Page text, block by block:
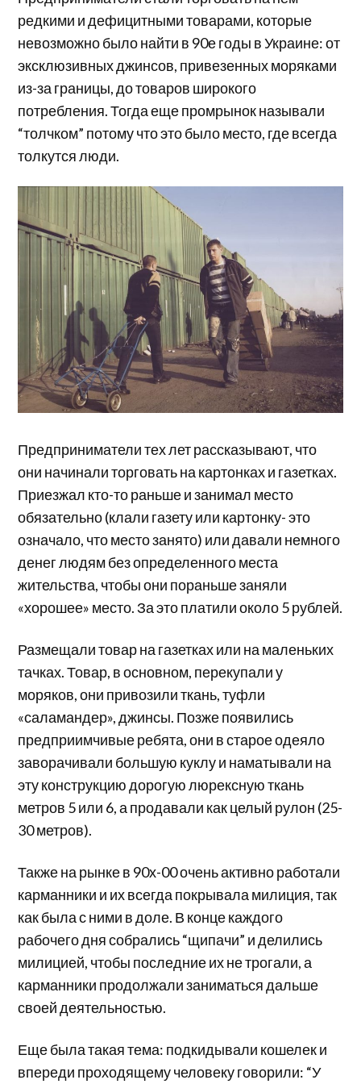
редкими и дефицитными товарами, которые
невозможно было найти в 90е годы в Украине: от
эксклюзивных джинсов, привезенных моряками
из-за границы, до товаров широкого
потребления. Тогда еще промрынок называли
“толчком” потому что это было место, где всегда
толкутся люди.
Предприниматели тех лет рассказывают, что
они начинали торговать на картонках и газетках.
Приезжал кто-то раньше и занимал место
обязательно (клали газету или картонку- это
означало, что место занято) или давали немного
денег людям без определенного места
жительства, чтобы они пораньше заняли
«хорошее» место. За это платили около 5 рублей.
Размещали товар на газетках или на маленьких
тачках. Товар, в основном, перекупали у
моряков, они привозили ткань, туфли
«саламандер», джинсы. Позже появились
предприимчивые ребята, они в старое одеяло
заворачивали большую куклу и наматывали на
эту конструкцию дорогую люрексную ткань
метров 5 или 6, а продавали как целый рулон (25-
30 метров).
Также на рынке в 90х-00 очень активно работали
карманники и их всегда покрывала милиция, так
как была с ними в доле. В конце каждого
рабочего дня собрались “щипачи” и делились
милицией, чтобы последние их не трогали, а
карманники продолжали заниматься дальше
своей деятельностью.
Еще была такая тема: подкидывали кошелек и
впереди проходящему человеку говорили: “У